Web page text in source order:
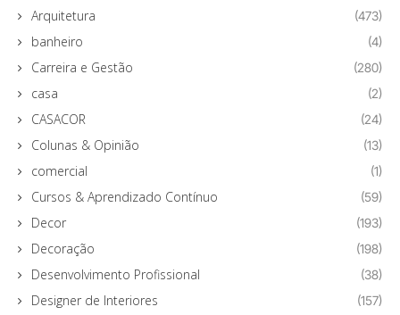
Arquitetura (473)
banheiro (4)
Carreira e Gestão (280)
casa (2)
CASACOR (24)
Colunas & Opinião (13)
comercial (1)
Cursos & Aprendizado Contínuo (59)
Decor (193)
Decoração (198)
Desenvolvimento Profissional (38)
Designer de Interiores (157)